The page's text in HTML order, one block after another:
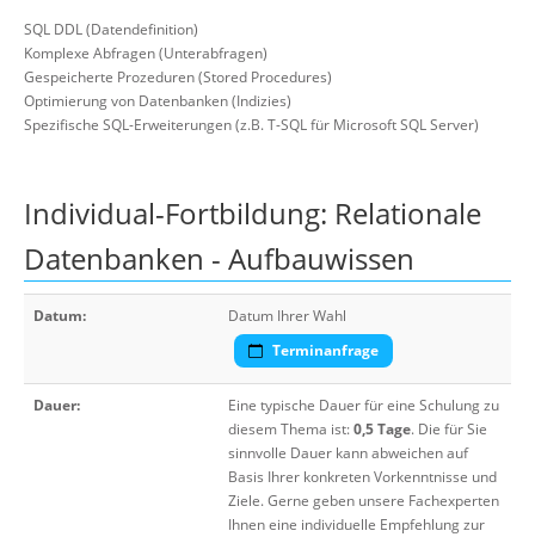
SQL DDL (Datendefinition)
Komplexe Abfragen (Unterabfragen)
Gespeicherte Prozeduren (Stored Procedures)
Optimierung von Datenbanken (Indizies)
Spezifische SQL-Erweiterungen (z.B. T-SQL für Microsoft SQL Server)
Individual-Fortbildung: Relationale
Datenbanken - Aufbauwissen
Datum:
Datum Ihrer Wahl
Terminanfrage
Dauer:
Eine typische Dauer für eine Schulung zu
diesem Thema ist:0,5 Tage. Die für Sie
sinnvolle Dauer kann abweichen auf
Basis Ihrer konkreten Vorkenntnisse und
Ziele. Gerne geben unsere Fachexperten
Ihnen eine individuelle Empfehlung zur